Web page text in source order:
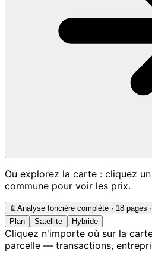
Ou explorez la carte : cliquez
commune pour voir les prix.
📄 Analyse foncière complète · 18 pages ·
Plan
Satellite Hybride
Cliquez n'importe où sur la
parcelle — transactions,